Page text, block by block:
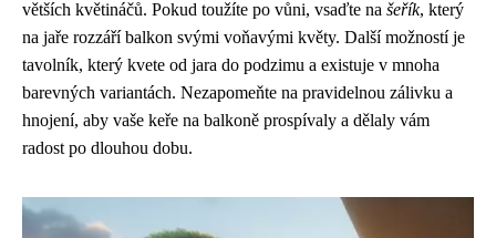
větších květináčů. Pokud toužíte po vůni, vsaďte na šeřík, který
na jaře rozzáří balkon svými voňavými květy. Další možností je
tavolník, který kvete od jara do podzimu a existuje v mnoha
barevných variantách. Nezapomeňte na pravidelnou zálivku a
hnojení, aby vaše keře na balkoně prospívaly a dělaly vám
radost po dlouhou dobu.